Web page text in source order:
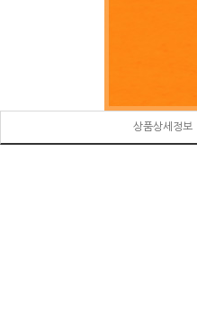
상품상세정보